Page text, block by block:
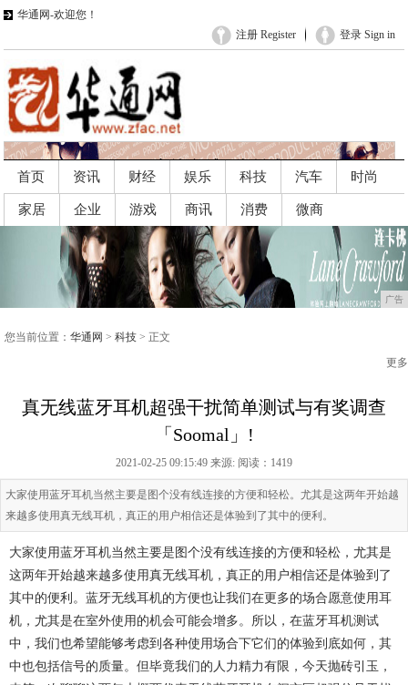
华通网-欢迎您！
登录 Sign in
注册 Register
首页 资讯 财经 娱乐 科技 汽车 时尚
家居 企业 游戏 商讯 消费 微商
广告
您当前位置： 华通网 > 科技 > 正文
更多
真无线蓝牙耳机超强干扰简单测试与有奖调查
「Soomal」!
2021-02-25 09:15:49 来源: 阅读：1419
大家使用蓝牙耳机当然主要是图个没有线连接的方便和轻松。尤其是这两年开始越
来越多使用真无线耳机，真正的用户相信还是体验到了其中的便利。
大家使用蓝牙耳机当然主要是图个没有线连接的方便和轻松，尤其是
这两年开始越来越多使用真无线耳机，真正的用户相信还是体验到了
其中的便利。蓝牙无线耳机的方便也让我们在更多的场合愿意使用耳
机，尤其是在室外使用的机会可能会增多。所以，在蓝牙耳机测试
中，我们也希望能够考虑到各种使用场合下它们的体验到底如何，其
中也包括信号的质量。但毕竟我们的人力精力有限，今天抛砖引玉，